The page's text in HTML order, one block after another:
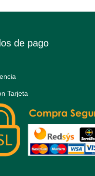
de pago
Tarjeta